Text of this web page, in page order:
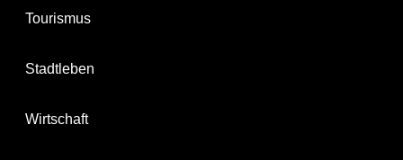
Tourismus
Stadtleben
Wirtschaft